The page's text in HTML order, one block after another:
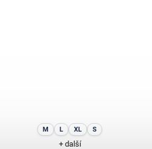
M L XL S
+ další